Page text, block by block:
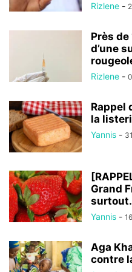
Rizlene -
Près
d’une
Rizlene -
Rappel
la
Yannis -
Grand
Yannis -
Aga
contre